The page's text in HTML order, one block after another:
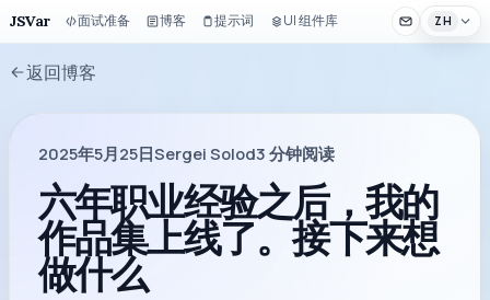
JSVar 面试准备 博客 提示词 UI 组件库 ZH
返回博客
2025年5月25日Sergei Solod3 分钟阅读
六年职业经验之后，我的
作品集上线了。接下来想
做什么